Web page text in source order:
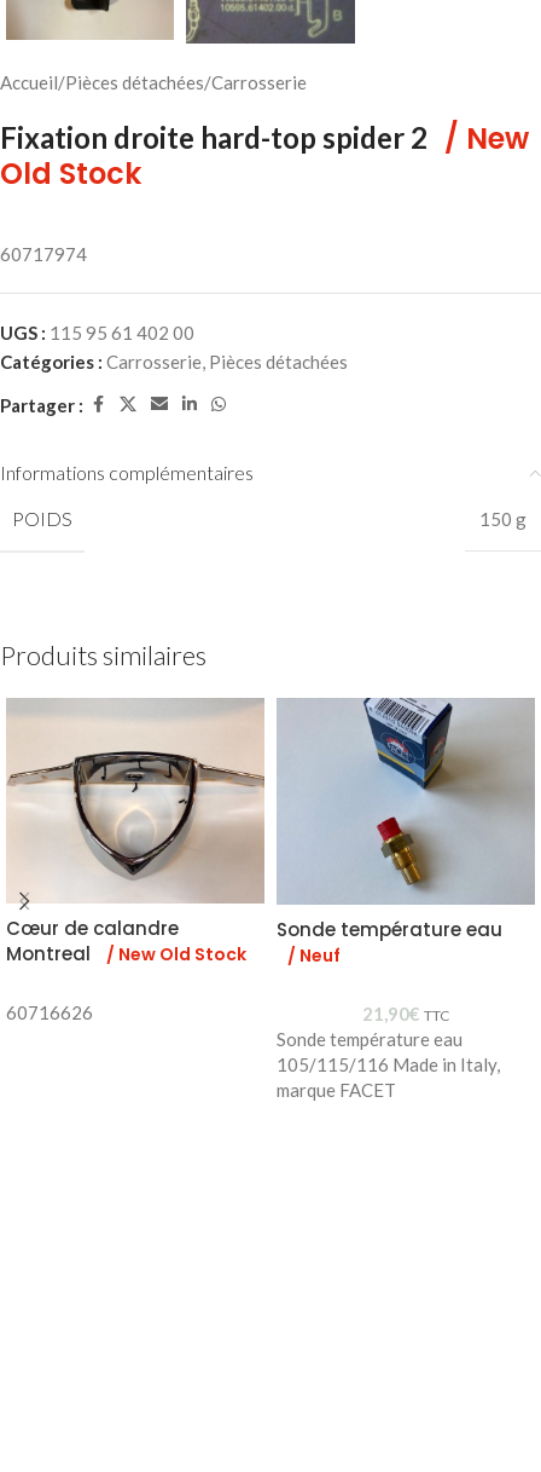
Accueil/Pièces détachées/Carrosserie
Fixation droite hard-top spider 2 / New
Old Stock
60717974
UGS : 115 95 61 402 00
Catégories : Carrosserie, Pièces détachées
Partager :
Informations complémentaires
POIDS
150 g
Produits similaires
Cœur de calandre
Montreal
/ New Old Stock
60716626
Sonde température eau
/ Neuf
21,90€ TTC
Sonde température eau
105/115/116 Made in Italy,
marque FACET